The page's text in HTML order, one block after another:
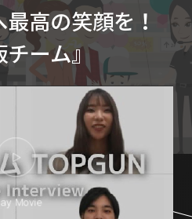
Movie
高の笑顔を！
チーム』